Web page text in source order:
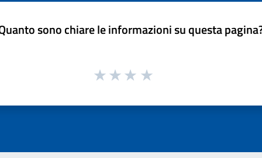
sono chiare le informazioni su questa